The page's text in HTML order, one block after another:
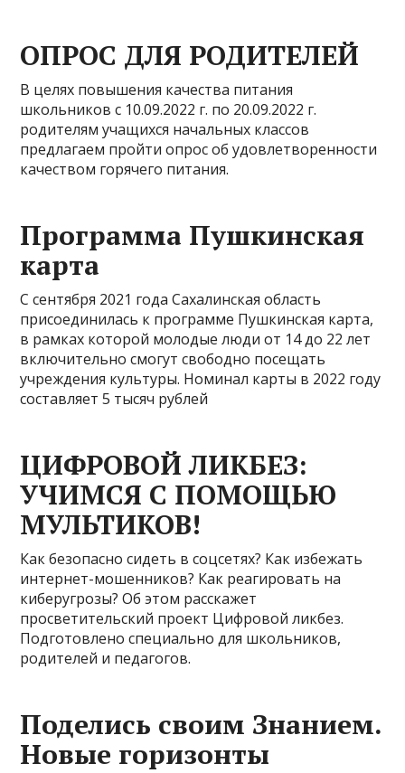
ОПРОС ДЛЯ РОДИТЕЛЕЙ
В целях повышения качества питания
школьников с 10.09.2022 г. по 20.09.2022 г.
родителям учащихся начальных классов
предлагаем пройти опрос об удовлетворенности
качеством горячего питания.
Программа Пушкинская
карта
С сентября 2021 года Сахалинская область
присоединилась к программе Пушкинская карта,
в рамках которой молодые люди от 14 до 22 лет
включительно смогут свободно посещать
учреждения культуры. Номинал карты в 2022 году
составляет 5 тысяч рублей
ЦИФРОВОЙ ЛИКБЕЗ:
УЧИМСЯ С ПОМОЩЬЮ
МУЛЬТИКОВ!
Как безопасно сидеть в соцсетях? Как избежать
интернет-мошенников? Как реагировать на
киберугрозы? Об этом расскажет
просветительский проект Цифровой ликбез.
Подготовлено специально для школьников,
родителей и педагогов.
Поделись своим Знанием.
Новые горизонты